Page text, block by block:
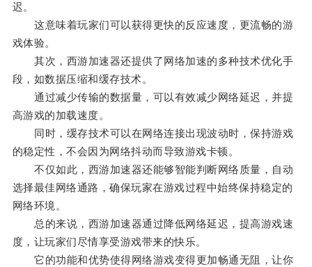
迟。
这意味着玩家们可以获得更快的反应速度，更流畅的游
戏体验。
其次，西游加速器还提供了网络加速的多种技术优化手
段，如数据压缩和缓存技术。
通过减少传输的数据量，可以有效减少网络延迟，并提
高游戏的加载速度。
同时，缓存技术可以在网络连接出现波动时，保持游戏
的稳定性，不会因为网络抖动而导致游戏卡顿。
不仅如此，西游加速器还能够智能判断网络质量，自动
选择最佳网络通路，确保玩家在游戏过程中始终保持稳定的
网络环境。
总的来说，西游加速器通过降低网络延迟，提高游戏速
度，让玩家们尽情享受游戏带来的快乐。
它的功能和优势使得网络游戏变得更加畅通无阻，让你